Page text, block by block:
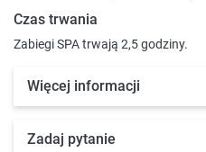
Czas trwania
Zabiegi SPA trwają 2,5 godziny.
Więcej informacji
Zadaj pytanie